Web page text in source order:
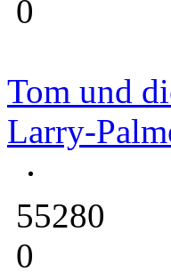
0
Tom und
Larry-
55280
0